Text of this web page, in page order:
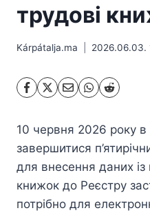
трудові
Kárpátalja.ma 2026.06.03.
10 червня 2026 року в
завершитися
для внесення даних
книжок до Реєстру
потрібно для